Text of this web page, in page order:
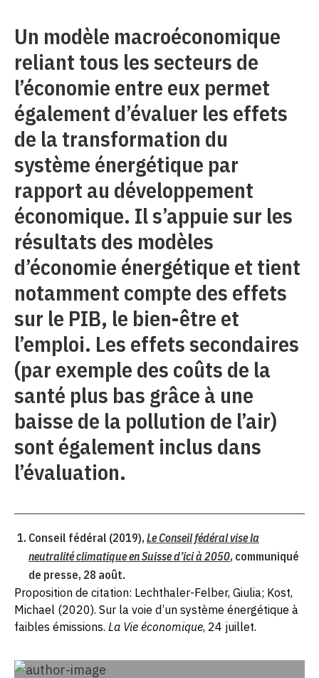
Un modèle macroéconomique
reliant tous les secteurs de
l’économie entre eux permet
également d’évaluer les effets
de la transformation du
système énergétique par
rapport au développement
économique. Il s’appuie sur les
résultats des modèles
d’économie énergétique et tient
notamment compte des effets
sur le PIB, le bien-être et
l’emploi. Les effets secondaires
(par exemple des coûts de la
santé plus bas grâce à une
baisse de la pollution de l’air)
sont également inclus dans
l’évaluation.
Conseil fédéral (2019), Le Conseil fédéral vise la
neutralité climatique en Suisse d’ici à 2050, communiqué
de presse, 28 août.
Proposition de citation: Lechthaler-Felber, Giulia; Kost,
Michael (2020). Sur la voie d’un système énergétique à
faibles émissions. La Vie économique, 24 juillet.